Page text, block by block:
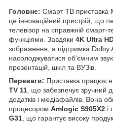
Головне: Смарт ТВ приставка
це інноваційний пристрій, що
телевізор на справжній смарт-
функціями. Завдяки 4K Ultra
зображення, а підтримка Dolby
насолоджуватися об'ємним
презентацій, шкіл та ВУЗів.
Переваги: Приставка працює
TV 11, що забезпечує зручний
додатків і медіафайлів. Вона
процесором Amlogic S905X2 і
G31, що гарантує високу